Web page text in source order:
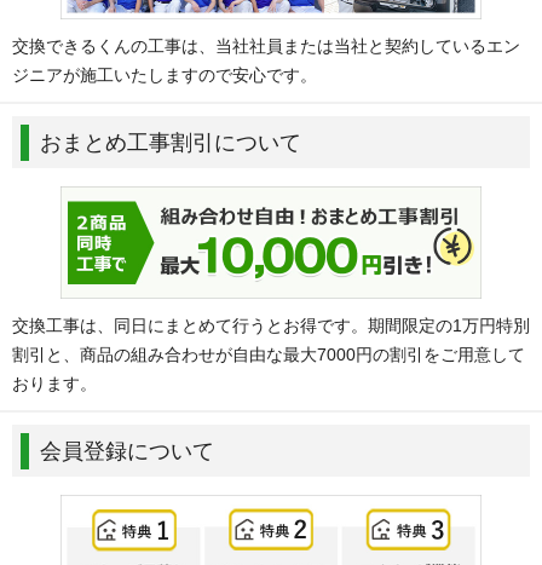
交換できるくんの工事は、当社社員または当社と契約しているエン
ジニアが施工いたしますので安心です。
おまとめ工事割引について
交換工事は、同日にまとめて行うとお得です。期間限定の1万円特別
割引と、商品の組み合わせが自由な最大7000円の割引をご用意して
おります。
会員登録について